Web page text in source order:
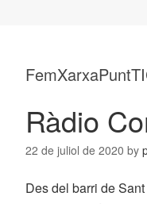
Ràdio
22 de juliol de 2020 by
Des del barri de